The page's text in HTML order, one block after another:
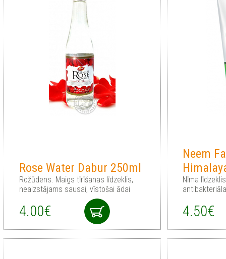
Rose Water Dabur 250ml
Rožūdens. Maigs tīrīšanas līdzeklis,
neaizstājams sausai, vīstošai ādai
4.00€
Neem
Nīma
4.50€